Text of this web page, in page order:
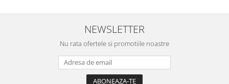
NEWSLETTER
Nu rata ofertele si promotiile noastre